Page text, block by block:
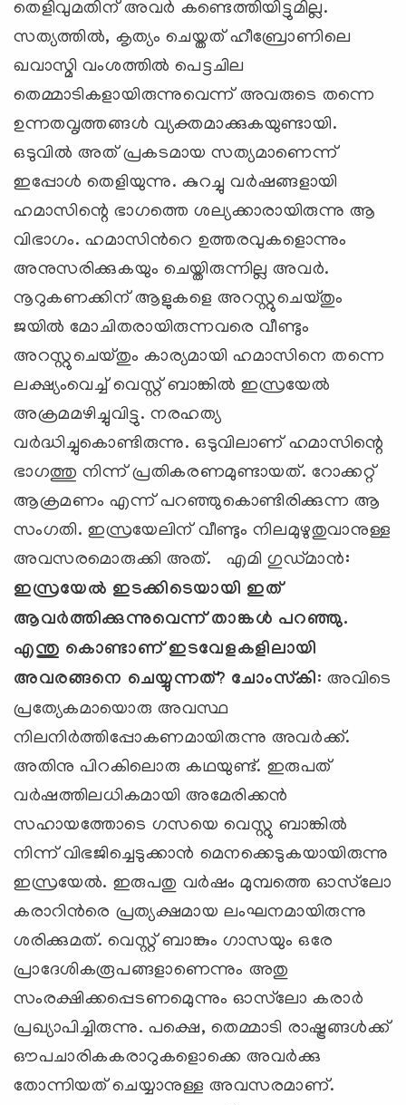
തെളിവുമതിന് അവര്‍ കണ്ടെത്തിയിട്ടുമില്ല.
സത്യത്തില്‍, കൃത്യം ചെയ്തത് ഹീബ്രോണിലെ
ഖവാസ്മി വംശത്തില്‍ പെട്ടചില
തെമ്മാടികളായിരുന്നുവെന്ന് അവരുടെ തന്നെ
ഉന്നതവൃത്തങ്ങള്‍ വ്യക്തമാക്കുകയുണ്ടായി.
ഒടുവില്‍ അത് പ്രകടമായ സത്യമാണെന്ന്
ഇപ്പോള്‍ തെളിയുന്നു. കുറച്ചു വര്‍ഷങ്ങളായി
ഹമാസിന്റെ ഭാഗത്തെ ശല്യക്കാരായിരുന്നു ആ
വിഭാഗം. ഹമാസിന്‍റെ ഉത്തരവുകളൊന്നും
അനുസരിക്കുകയും ചെയ്തിരുന്നില്ല അവര്‍.
നൂറുകണക്കിന് ആളുകളെ അറസ്റ്റുചെയ്തും
ജയില്‍ മോചിതരായിരുന്നവരെ വീണ്ടും
അറസ്റ്റുചെയ്തും കാര്യമായി ഹമാസിനെ തന്നെ
ലക്ഷ്യംവെച്ച് വെസ്റ്റ് ബാങ്കില്‍ ഇസ്രയേല്‍
അക്രമമഴിച്ചുവിട്ടു. നരഹത്യ
വര്‍ദ്ധിച്ചുകൊണ്ടിരുന്നു. ഒടുവിലാണ് ഹമാസിന്റെ
ഭാഗത്തു നിന്ന് പ്രതികരണമുണ്ടായത്. റോക്കറ്റ്
ആക്രമണം എന്ന് പറഞ്ഞുകൊണ്ടിരിക്കുന്ന ആ
സംഗതി. ഇസ്രയേലിന് വീണ്ടും നിലമുഴുതുവാനുള്ള
അവസരമൊരുക്കി അത്.
എമി ഗുഡ്മാന്‍:
ഇസ്രയേല്‍ ഇടക്കിടെയായി ഇത്
ആവര്‍ത്തിക്കുന്നുവെന്ന് താങ്കള്‍ പറഞ്ഞു.
എന്തു കൊണ്ടാണ് ഇടവേളകളിലായി
അവരങ്ങനെ ചെയ്യുന്നത്? ചോംസ്‌കി: അവിടെ
പ്രത്യേകമായൊരു അവസ്ഥ
നിലനിര്‍ത്തിപ്പോകണമായിരുന്നു അവര്‍ക്ക്.
അതിനു പിറകിലൊരു കഥയുണ്ട്. ഇരുപത്
വര്‍ഷത്തിലധികമായി അമേരിക്കന്‍
സഹായത്തോടെ ഗസയെ വെസ്റ്റു ബാങ്കില്‍
നിന്ന് വിഭജിച്ചെടുക്കാന്‍ മെനക്കെടുകയായിരുന്നു
ഇസ്രയേല്‍. ഇരുപതു വര്‍ഷം മുമ്പത്തെ ഓസ്‍ലോ
കരാറിന്‍രെ പ്രത്യക്ഷമായ ലംഘനമായിരുന്നു
ശരിക്കുമത്. വെസ്റ്റ് ബാങ്കും ഗാസയും ഒരേ
പ്രാദേശികരൂപങ്ങളാണെന്നും അതു
സംരക്ഷിക്കപ്പെടണമെുന്നും ഓസ്‍ലോ കരാര്‍
പ്രഖ്യാപിച്ചിരുന്നു. പക്ഷെ, തെമ്മാടി രാഷ്ട്രങ്ങള്‍ക്ക്
ഔപചാരികകരാറുകളൊക്കെ അവര്‍ക്കു
തോന്നിയത് ചെയ്യാനുള്ള അവസരമാണ്.